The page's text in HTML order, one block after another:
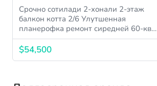
Срочно сотилади 2-хонали 2-этаж
балкон котта 2/6 Улутшенная
планерофка ремонт сиредней 60-кв…
$54,500